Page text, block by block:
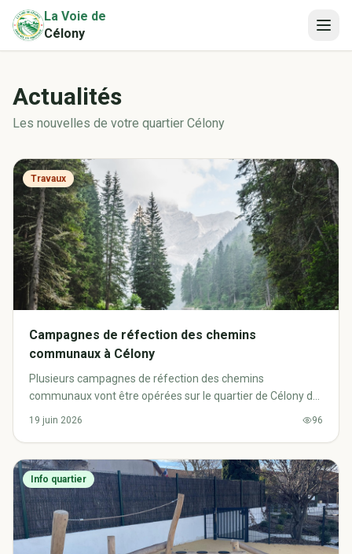
La Voie de
Célony
Actualités
Les nouvelles de votre quartier Célony
Travaux
Campagnes de réfection des chemins
communaux à Célony
Plusieurs campagnes de réfection des chemins
communaux vont être opérées sur le quartier de Célony du
19 juin 2026 96
Info quartier